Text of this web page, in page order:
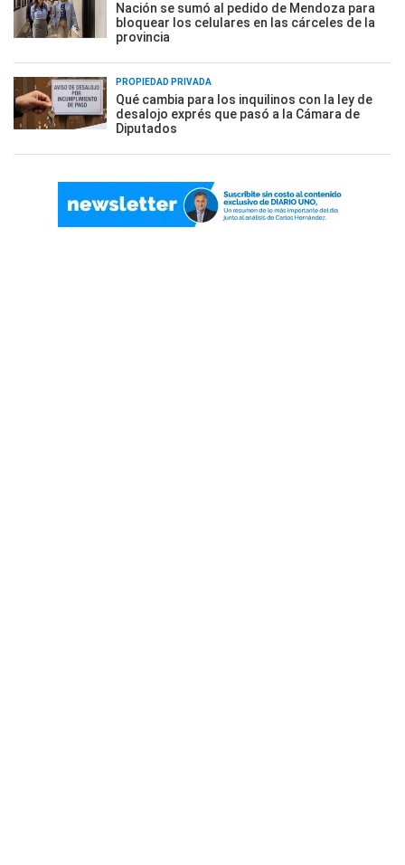
Nación se sumó al pedido de Mendoza para
bloquear los celulares en las cárceles de la
provincia
PROPIEDAD PRIVADA
Qué cambia para los inquilinos con la ley de
desalojo exprés que pasó a la Cámara de
Diputados